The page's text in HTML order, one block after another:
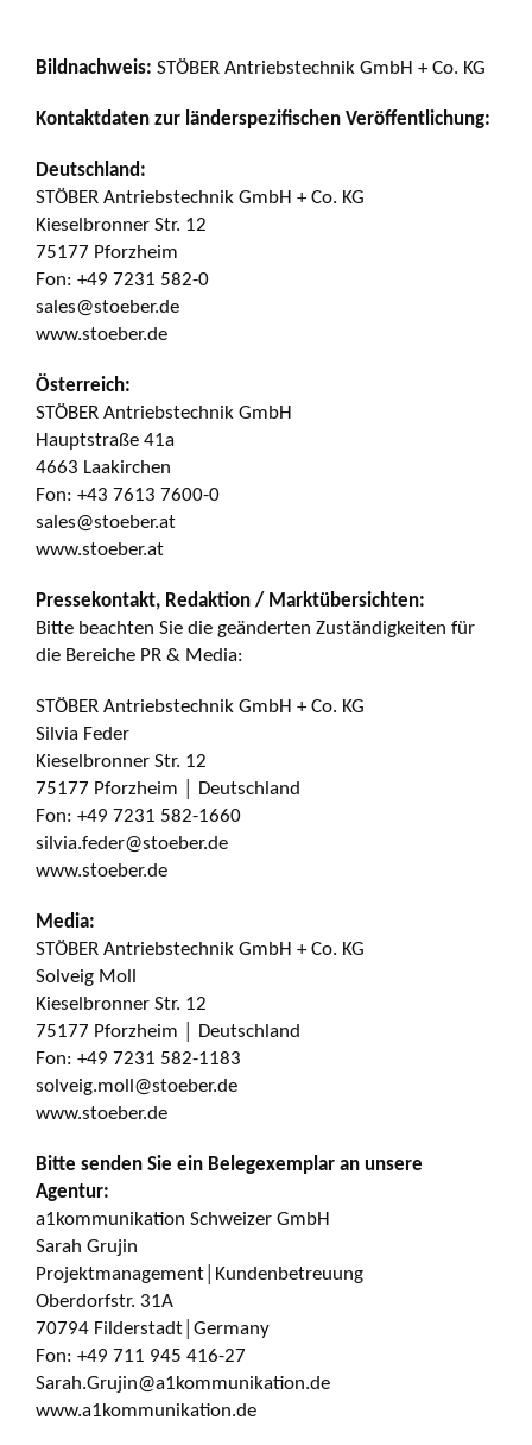
Bildnachweis: STÖBER Antriebstechnik GmbH + Co. KG
Kontaktdaten zur länderspezifischen Veröffentlichung:
Deutschland:
STÖBER Antriebstechnik GmbH + Co. KG
Kieselbronner Str. 12
75177 Pforzheim
Fon: +49 7231 582-0
sales@stoeber.de
www.stoeber.de
Österreich:
STÖBER Antriebstechnik GmbH
Hauptstraße 41a
4663 Laakirchen
Fon: +43 7613 7600-0
sales@stoeber.at
www.stoeber.at
Pressekontakt, Redaktion / Marktübersichten:
Bitte beachten Sie die geänderten Zuständigkeiten für
die Bereiche PR & Media:
STÖBER Antriebstechnik GmbH + Co. KG
Silvia Feder
Kieselbronner Str. 12
75177 Pforzheim │ Deutschland
Fon: +49 7231 582-1660
silvia.feder@stoeber.de
www.stoeber.de
Media:
STÖBER Antriebstechnik GmbH + Co. KG
Solveig Moll
Kieselbronner Str. 12
75177 Pforzheim │ Deutschland
Fon: +49 7231 582-1183
solveig.moll@stoeber.de
www.stoeber.de
Bitte senden Sie ein Belegexemplar an unsere
Agentur:
a1kommunikation Schweizer GmbH
Sarah Grujin
Projektmanagement│Kundenbetreuung
Oberdorfstr. 31A
70794 Filderstadt│Germany
Fon: +49 711 945 416-27
Sarah.Grujin@a1kommunikation.de
www.a1kommunikation.de